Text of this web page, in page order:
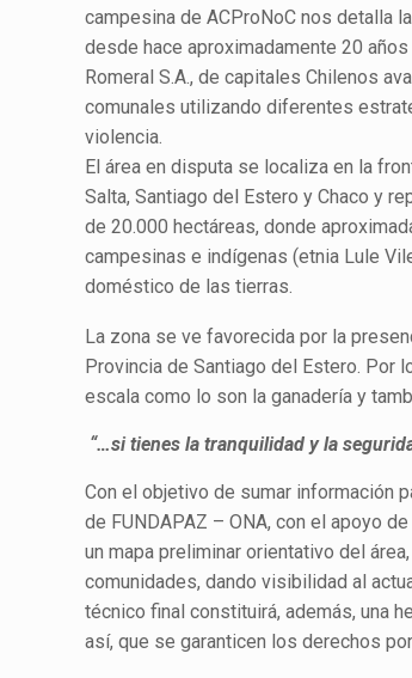
campesina de ACProNoC nos detalla
desde hace aproximadamente 20
Romeral S.A., de capitales Chilenos
comunales utilizando diferentes
violencia.
El área en disputa se localiza en la
Salta, Santiago del Estero y Chaco y
de 20.000 hectáreas, donde
campesinas e indígenas (etnia Lule
doméstico de las tierras.
La zona se ve favorecida por la
Provincia de Santiago del Estero. Por
escala como lo son la ganadería y
“…si tienes la tranquilidad y la
Con el objetivo de sumar información
de FUNDAPAZ – ONA, con el apoyo
un mapa preliminar orientativo del
comunidades, dando visibilidad al
técnico final constituirá, además, una
así, que se garanticen los derechos